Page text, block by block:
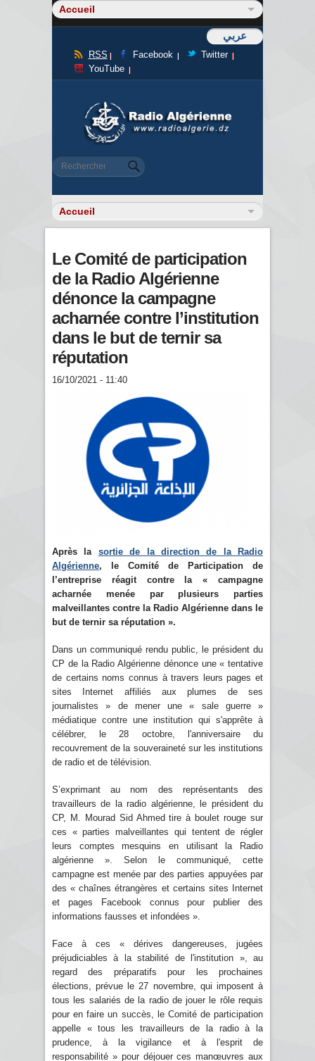
عربي
RSS Facebook
Twitter
YouTube
Formulaire de recherche
Rechercher
Le Comité de participation
de la Radio Algérienne
dénonce la campagne
acharnée contre l’institution
dans le but de ternir sa
réputation
16/10/2021 - 11:40
Après la sortie de la direction de la Radio
Algérienne, le Comité de Participation de
l’entreprise réagit contre la « campagne
acharnée menée par plusieurs parties
malveillantes contre la Radio Algérienne dans le
but de ternir sa réputation ».
Dans un communiqué rendu public, le président du
CP de la Radio Algérienne dénonce une « tentative
de certains noms connus à travers leurs pages et
sites Internet affiliés aux plumes de ses
journalistes » de mener une « sale guerre »
médiatique contre une institution qui s'apprête à
célébrer, le 28 octobre, l'anniversaire du
recouvrement de la souveraineté sur les institutions
de radio et de télévision.
S’exprimant au nom des représentants des
travailleurs de la radio algérienne, le président du
CP, M. Mourad Sid Ahmed tire à boulet rouge sur
ces « parties malveillantes qui tentent de régler
leurs comptes mesquins en utilisant la Radio
algérienne ». Selon le communiqué, cette
campagne est menée par des parties appuyées par
des « chaînes étrangères et certains sites Internet
et pages Facebook connus pour publier des
informations fausses et infondées ».
Face à ces « dérives dangereuses, jugées
préjudiciables à la stabilité de l'institution », au
regard des préparatifs pour les prochaines
élections, prévue le 27 novembre, qui imposent à
tous les salariés de la radio de jouer le rôle requis
pour en faire un succès, le Comité de participation
appelle « tous les travailleurs de la radio à la
prudence, à la vigilance et à l'esprit de
responsabilité » pour déjouer ces manœuvres aux